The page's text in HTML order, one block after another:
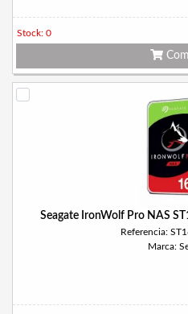
Stock: 0
Seagate IronWolf Pro NAS
Referencia:
Marca: